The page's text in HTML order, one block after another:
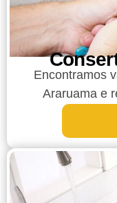
Encontramos
Araruama e